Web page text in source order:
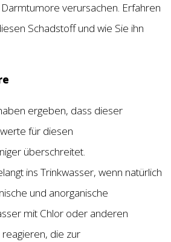
verursachen. Erfahren
Schadstoff und wie Sie ihn
ergeben, dass dieser
für diesen
überschreitet.
ins Trinkwasser, wenn natürlich
und anorganische
mit Chlor oder anderen
die zur